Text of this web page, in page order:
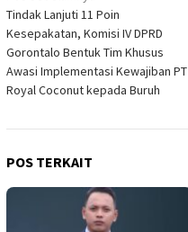
pos
Tindak Lanjuti 11 Poin
Kesepakatan, Komisi IV DPRD
Gorontalo Bentuk Tim Khusus
Awasi Implementasi Kewajiban PT
Royal Coconut kepada Buruh
POS TERKAIT